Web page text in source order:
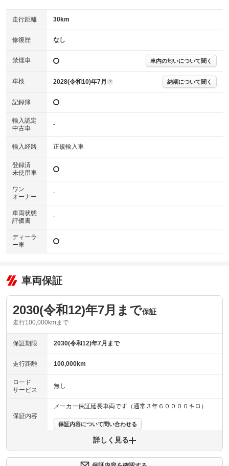
走行距離 30km
修復歴 なし
禁煙車 車内の匂いについて聞く
車検 2028(令和10)年7月 ? 納期について聞く
記録簿
輸入認定
中古車
-
輸入経路 正規輸入車
登録済
未使用車
ワン
オーナー
-
車両状態
評価書
-
ディーラ
ー車
車両保証
2030(令和12)年7月まで保証
走行100,000kmまで
保証期限 2030(令和12)年7月まで
走行距離 100,000km
ロード
サービス
無し
保証内容
メーカー保証延長車両です（通常３年６００００キロ）
保証内容について問い合わせる
詳しく見る